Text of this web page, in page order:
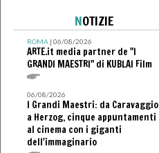
NOTIZIE
ROMA| 06/08/2026
ARTE.it media partner de "I
GRANDI MAESTRI" di KUBLAI Film
06/08/2026
I Grandi Maestri: da Caravaggio
a Herzog, cinque appuntamenti
al cinema con i giganti
dell'immaginario